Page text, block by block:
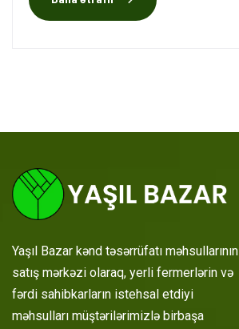
Yaşıl Bazar kənd təsərrüfatı məhsullarının
satış mərkəzi olaraq, yerli fermerlərin və
fərdi sahibkarların istehsal etdiyi
məhsulları müştərilərimizlə birbaşa